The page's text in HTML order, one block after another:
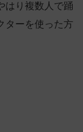
はり複数人で踊
ターを使った方